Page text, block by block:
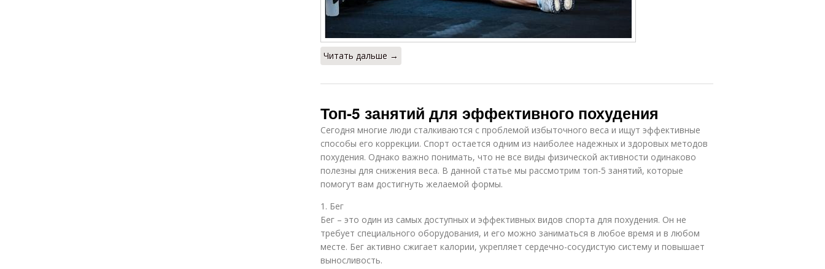
Читать дальше →
Топ-5 занятий для эффективного похудения
Сегодня многие люди сталкиваются с проблемой избыточного веса и ищут эффективные
способы его коррекции. Спорт остается одним из наиболее надежных и здоровых методов
похудения. Однако важно понимать, что не все виды физической активности одинаково
полезны для снижения веса. В данной статье мы рассмотрим топ-5 занятий, которые
помогут вам достигнуть желаемой формы.
1. Бег
Бег – это один из самых доступных и эффективных видов спорта для похудения. Он не
требует специального оборудования, и его можно заниматься в любое время и в любом
месте. Бег активно сжигает калории, укрепляет сердечно-сосудистую систему и повышает
выносливость.